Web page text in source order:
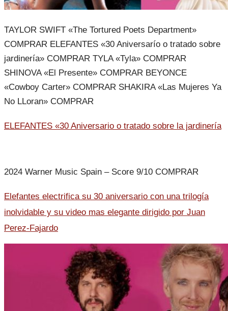
TAYLOR SWIFT «The Tortured Poets Department»
COMPRAR ELEFANTES «30 Aniversarío o tratado sobre
jardinería» COMPRAR TYLA «Tyla» COMPRAR
SHINOVA «El Presente» COMPRAR BEYONCE
«Cowboy Carter» COMPRAR SHAKIRA «Las Mujeres Ya
No LLoran» COMPRAR
ELEFANTES «30 Aniversario o tratado sobre la jardinería
2024 Warner Music Spain – Score 9/10 COMPRAR
Elefantes electrifica su 30 aniversario con una trilogía
inolvidable y su video mas elegante dirigido por Juan
Perez-Fajardo